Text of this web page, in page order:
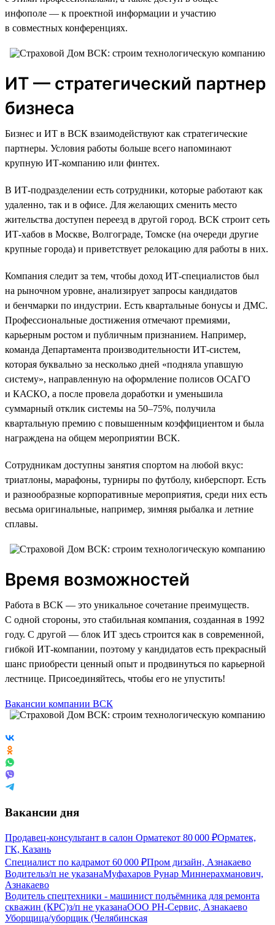
инфополе — к проектной информации и участию
в совместных конференциях.
ИТ — стратегический партнер
бизнеса
Бизнес и ИТ в ВСК взаимодействуют как стратегические
партнеры. Условия работы больше всего напоминают
крупную ИТ-компанию или финтех.
В ИТ-подразделении есть сотрудники, которые работают как
удаленно, так и в офисе. Для желающих сменить место
жительства доступен переезд в другой город. ВСК строит сеть
ИТ-хабов в Москве, Волгограде, Томске (на очереди другие
крупные города) и приветствует релокацию для работы в них.
Компания следит за тем, чтобы доход ИТ-специалистов был
на рыночном уровне, анализирует запросы кандидатов
и бенчмарки по индустрии. Есть квартальные бонусы и ДМС.
Профессиональные достижения отмечают премиями,
карьерным ростом и публичным признанием. Например,
команда Департамента производительности ИТ-систем,
которая буквально за несколько дней «подняла упавшую
систему», направленную на оформление полисов ОСАГО
и КАСКО, а после провела доработки и уменьшила
суммарный отклик системы на 50–75%, получила
квартальную премию с повышенным коэффициентом и была
награждена на общем мероприятии ВСК.
Сотрудникам доступны занятия спортом на любой вкус:
триатлоны, марафоны, турниры по футболу, киберспорт. Есть
и разнообразные корпоративные мероприятия, среди них есть
весьма оригинальные, например, зимняя рыбалка и летние
сплавы.
Время возможностей
Работа в ВСК — это уникальное сочетание преимуществ.
С одной стороны, это стабильная компания, созданная в 1992
году. С другой — блок ИТ здесь строится как в современной,
гибкой ИТ-компании, поэтому у кандидатов есть прекрасный
шанс приобрести ценный опыт и продвинуться по карьерной
лестнице. Присоединяйтесь, чтобы его не упустить!
Вакансии компании ВСК
Вакансии дня
Продавец-консультант в салон Орматекот 80 000 ₽Орматек,
ГК, Казань
Специалист по кадрамот 60 000 ₽Пром дизайн, Азнакаево
Водительз/п не указанаМуфахаров Рунар Миннерахманович,
Азнакаево
Водитель спецтехники - машинист подъёмника для ремонта
скважин (КРС)з/п не указанаООО РН-Сервис, Азнакаево
Уборщица/уборщик (Челябинская